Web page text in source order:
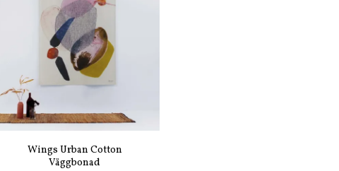
Wings Urban Cotton
Väggbonad